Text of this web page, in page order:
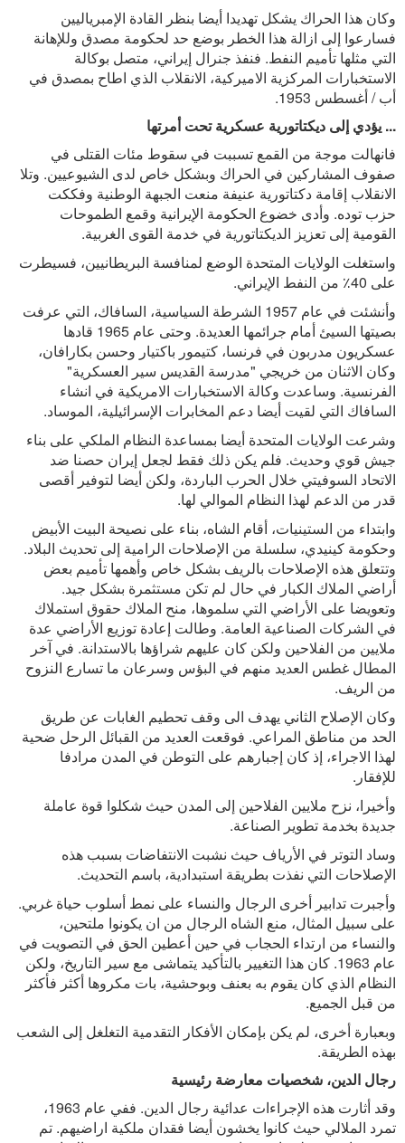
وكان هذا الحراك يشكل تهديدا أيضا بنظر القادة الإمبرياليين
فسارعوا إلى ازالة هذا الخطر بوضع حد لحكومة مصدق وللإهانة
التي مثلها تأميم النفط. فنفذ جنرال إيراني، متصل بوكالة
الاستخبارات المركزية الاميركية، الانقلاب الذي اطاح بمصدق في
أب / أغسطس 1953.
... يؤدي إلى ديكتاتورية عسكرية تحت أمرتها
فانهالت موجة من القمع تسببت في سقوط مئات القتلى في
صفوف المشاركين في الحراك وبشكل خاص لدى الشيوعيين. وتلا
الانقلاب إقامة دكتاتورية عنيفة منعت الجبهة الوطنية وفككت
حزب توده. وأدى خضوع الحكومة الإيرانية وقمع الطموحات
القومية إلى تعزيز الديكتاتورية في خدمة القوى الغربية.
واستغلت الولايات المتحدة الوضع لمنافسة البريطانيين، فسيطرت
على 40٪ من النفط الإيراني.
وأنشئت في عام 1957 الشرطة السياسية، السافاك، التي عرفت
بصيتها السيئ أمام جرائمها العديدة. وحتى عام 1965 قادها
عسكريون مدربون في فرنسا، كتيمور باكتيار وحسن بكارافان،
وكان الاثنان من خريجي "مدرسة القديس سير العسكرية"
الفرنسية. وساعدت وكالة الاستخبارات الامريكية في انشاء
السافاك التي لقيت أيضا دعم المخابرات الإسرائيلية، الموساد.
وشرعت الولايات المتحدة أيضا بمساعدة النظام الملكي على بناء
جيش قوي وحديث. فلم يكن ذلك فقط لجعل إيران حصنا ضد
الاتحاد السوفيتي خلال الحرب الباردة، ولكن أيضا لتوفير أقصى
قدر من الدعم لهذا النظام الموالي لها.
وابتداء من الستينيات، أقام الشاه، بناء على نصيحة البيت الأبيض
وحكومة كينيدي، سلسلة من الإصلاحات الرامية إلى تحديث البلاد.
وتتعلق هذه الإصلاحات بالريف بشكل خاص وأهمها تأميم بعض
أراضي الملاك الكبار في حال لم تكن مستثمرة بشكل جيد.
وتعويضا على الأراضي التي سلموها، منح الملاك حقوق استملاك
في الشركات الصناعية العامة. وطالت إعادة توزيع الأراضي عدة
ملايين من الفلاحين ولكن كان عليهم شراؤها بالاستدانة. في آخر
المطال غطس العديد منهم في البؤس وسرعان ما تسارع النزوح
من الريف.
وكان الإصلاح الثاني يهدف الى وقف تحطيم الغابات عن طريق
الحد من مناطق المراعي. فوقعت العديد من القبائل الرحل ضحية
لهذا الاجراء، إذ كان إجبارهم على التوطن في المدن مرادفا
للإفقار.
وأخيرا، نزح ملايين الفلاحين إلى المدن حيث شكلوا قوة عاملة
جديدة بخدمة تطوير الصناعة.
وساد التوتر في الأرياف حيث نشبت الانتفاضات بسبب هذه
الإصلاحات التي نفذت بطريقة استبدادية، باسم التحديث.
وأجبرت تدابير أخرى الرجال والنساء على نمط أسلوب حياة غربي.
على سبيل المثال، منع الشاه الرجال من ان يكونوا ملتحين،
والنساء من ارتداء الحجاب في حين أعطين الحق في التصويت في
عام 1963. كان هذا التغيير بالتأكيد يتماشى مع سير التاريخ، ولكن
النظام الذي كان يقوم به بعنف وبوحشية، بات مكروها أكثر فأكثر
من قبل الجميع.
وبعبارة أخرى، لم يكن بإمكان الأفكار التقدمية التغلغل إلى الشعب
بهذه الطريقة.
رجال الدين، شخصيات معارضة رئيسية
وقد أثارت هذه الإجراءات عدائية رجال الدين. ففي عام 1963،
تمرد الملالي حيث كانوا يخشون أيضا فقدان ملكية اراضيهم. تم